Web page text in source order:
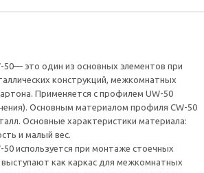
это один из основных элементов при
конструкций, межкомнатных
Применяется с профилем UW-50
Основным материалом профиля СW-50
Основные характеристики материала:
и малый вес.
используется при монтаже стоечных
как каркас для межкомнатных